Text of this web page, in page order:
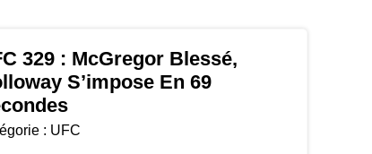
329 : McGregor Blessé,
S’impose En 69
: UFC